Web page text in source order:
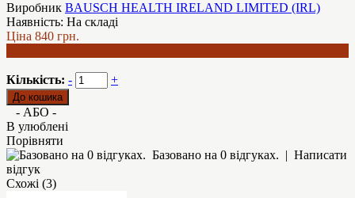
Виробник BAUSCH HEALTH IRELAND LIMITED (IRL)
Наявність: На складі
Ціна 840 грн.
Кількість: - +
- АБО -
В улюблені
Порівняти
Базовано на 0 відгуках. | Написати
відгук
Схожі (3)